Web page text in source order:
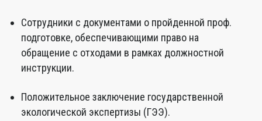
Сотрудники с документами о пройденной проф.
подготовке, обеспечивающими право на
обращение с отходами в рамках должностной
инструкции.
Положительное заключение государственной
экологической экспертизы (ГЭЭ).